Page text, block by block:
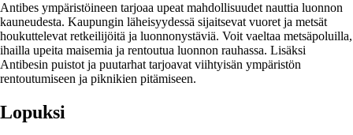
Antibes ympäristöineen tarjoaa upeat mahdollisuudet nauttia luonnon
kauneudesta. Kaupungin läheisyydessä sijaitsevat vuoret ja metsät
houkuttelevat retkeilijöitä ja luonnonystäviä. Voit vaeltaa metsäpoluilla,
ihailla upeita maisemia ja rentoutua luonnon rauhassa. Lisäksi
Antibesin puistot ja puutarhat tarjoavat viihtyisän ympäristön
rentoutumiseen ja piknikien pitämiseen.
Lopuksi